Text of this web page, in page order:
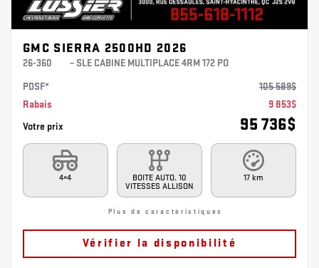
GMC SIERRA 2500HD 2026
26-360
– SLE CABINE MULTIPLACE 4RM 172 PO
PDSF*
105 589$
Rabais
9 853$
Votre prix
95 736$
4×4
BOITE AUTO. 10
VITESSES ALLISON
17 km
Plus de caractéristiques
Vérifier la disponibilité